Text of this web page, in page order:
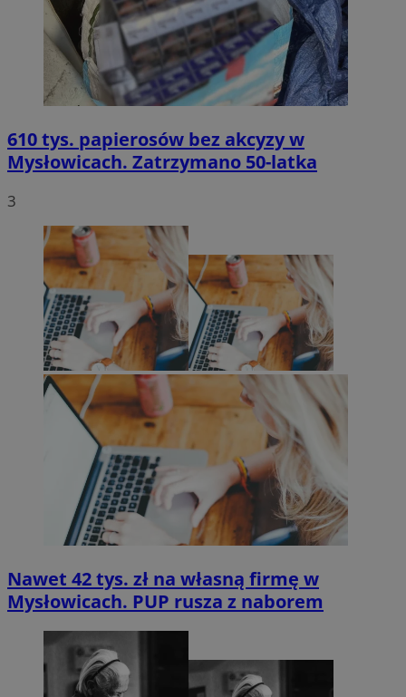
610 tys. papierosów bez akcyzy w
Mysłowicach. Zatrzymano 50-latka
3
Nawet 42 tys. zł na własną firmę w
Mysłowicach. PUP rusza z naborem